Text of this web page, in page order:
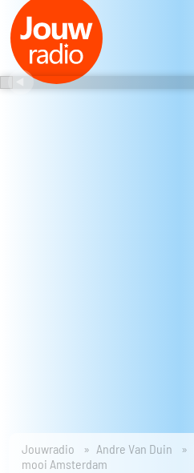
Jouwradio Andre Van Duin
mooi Amsterdam